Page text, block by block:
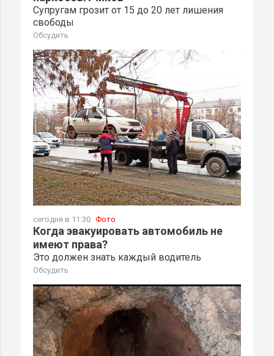
Супругам грозит от 15 до 20 лет лишения
свободы
Обсудить
сегодня в 11:30 Фото
Когда эвакуировать автомобиль не
имеют права?
Это должен знать каждый водитель
Обсудить